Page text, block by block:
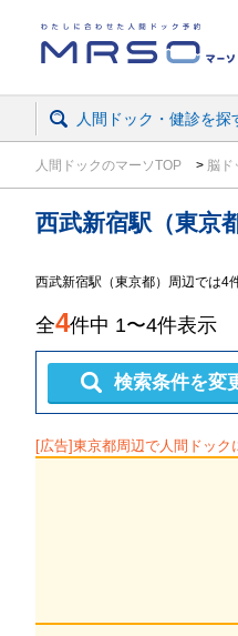
人間ドック・健診を探
人間ドックのマーソTOP 脳ド
西武新宿駅（東京
西武新宿駅（東京都）周辺では4
全4件中 1〜4件表示
検索条件を変
[広告]東京都周辺で人間ドック